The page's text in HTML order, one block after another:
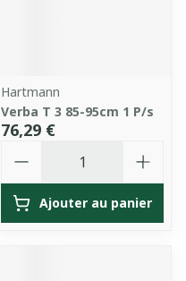
Hartmann
Verba T 3 85-95cm 1 P/s
76,29 €
Ajouter au panier